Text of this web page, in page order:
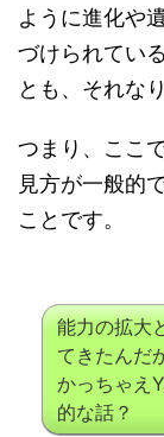
ように進化や
づけられてい
とも、それな
つまり、ここ
見方が一般的
ことです。
能力の拡大
てきたんだ
かっちゃえ
的な話？